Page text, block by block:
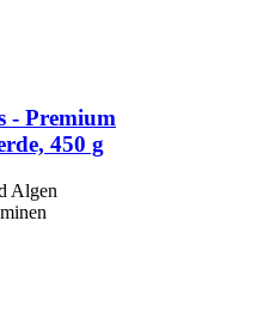
-​ Premium
450 g
Algen